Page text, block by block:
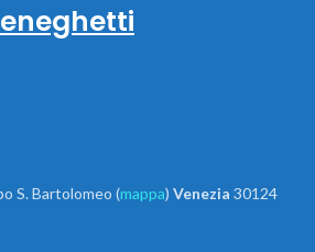
S. Bartolomeo (mappa) Venezia 30124